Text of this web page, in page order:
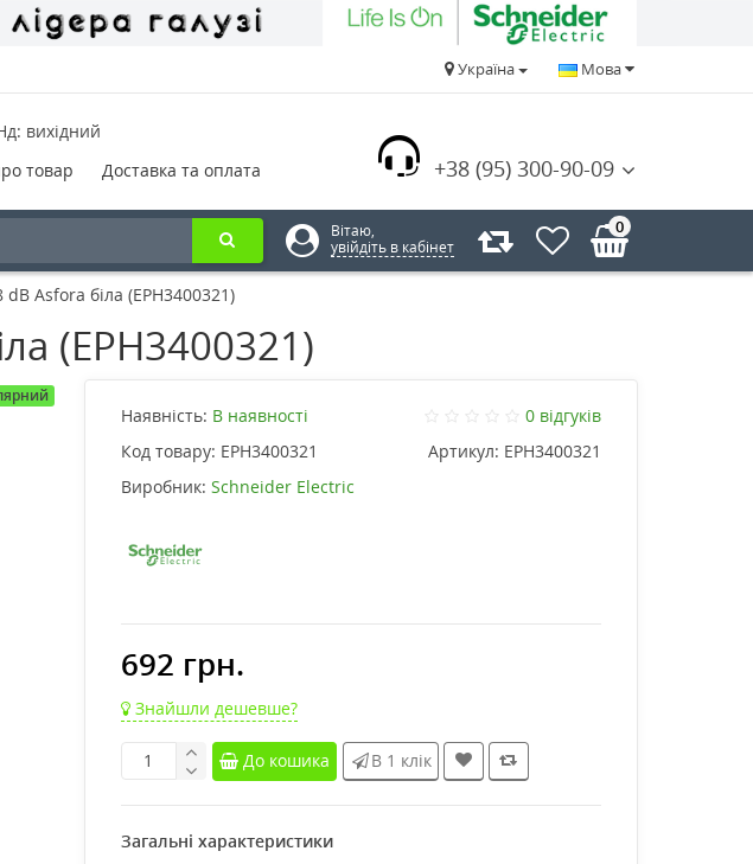
Мова
Україна
+38 (95) 300-90-09
вихідний
товар Доставка та оплата
Вітаю,
увійдіть в кабінет
0
dB Asfora біла (EPH3400321)
(EPH3400321)
Наявність: В наявності
0 відгуків
Код товару: EPH3400321 Артикул: EPH3400321
Виробник: Schneider Electric
692 грн.
Знайшли дешевше?
До кошика В 1 клік
Загальні характеристики